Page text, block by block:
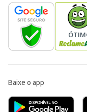
Baixe o app